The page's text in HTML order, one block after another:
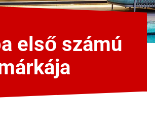
első számú